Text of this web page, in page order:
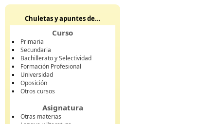
Chuletas y apuntes de...
Curso
Primaria
Secundaria
Bachillerato y Selectividad
Formación Profesional
Universidad
Oposición
Otros cursos
Asignatura
Otras materias